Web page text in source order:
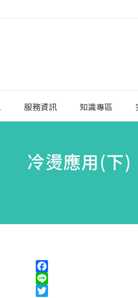
服務資訊 知識專區
冷燙應用(下)
Facebook
Line